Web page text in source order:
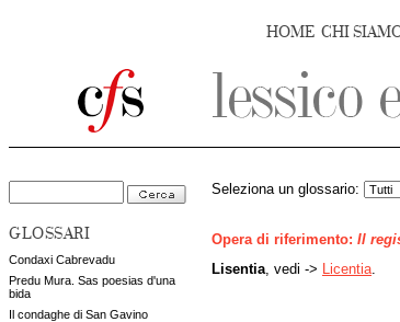
HOME CHI
GLOSSARI
Condaxi Cabrevadu
Predu Mura. Sas poesias d'una
bida
Il condaghe di San Gavino
Seleziona un glossario:
Opera di riferimento: Il
Lisentia , vedi -> Licentia